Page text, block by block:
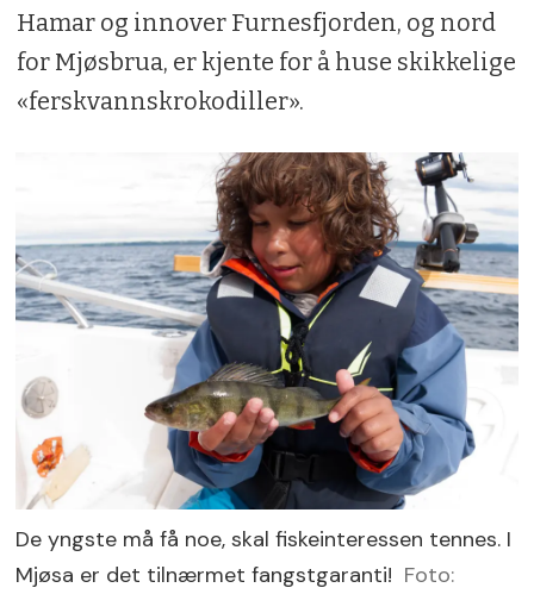
Hamar og innover Furnesfjorden, og nord
for Mjøsbrua, er kjente for å huse skikkelige
«ferskvannskrokodiller».
De yngste må få noe, skal fiskeinteressen tennes. I
Mjøsa er det tilnærmet fangstgaranti! Foto: